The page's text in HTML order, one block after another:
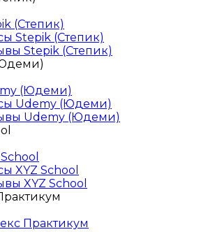
(Степик)
Stepik (Степик)
Stepik (Степик)
(Юдеми)
Udemy (Юдеми)
Udemy (Юдеми)
XYZ School
XYZ School
Практикум